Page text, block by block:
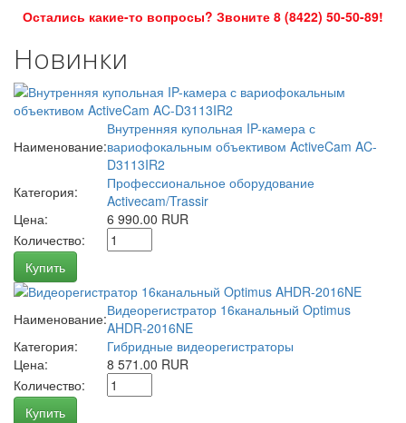
Остались какие-то вопросы? Звоните 8 (8422) 50-50-89!
Новинки
Наименование:
Внутренняя купольная IP-камера с
вариофокальным объективом ActiveCam AC-
D3113IR2
Категория:
Профессиональное оборудование
Activecam/Trassir
Цена:
6 990.00 RUR
Количество:
Купить
Наименование:Видеорегистратор 16канальный Optimus
AHDR-2016NE
Категория:
Гибридные видеорегистраторы
Цена:
8 571.00 RUR
Количество:
Купить